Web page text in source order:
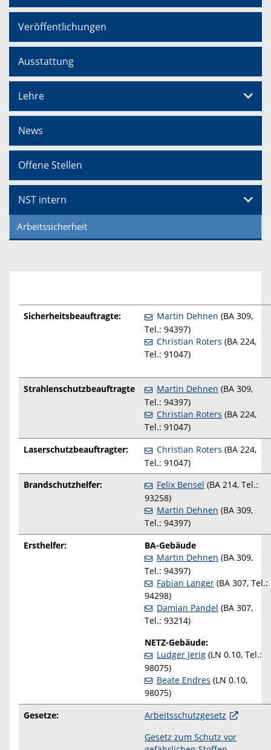
Veröffentlichungen
Ausstattung
Lehre
News
Offene Stellen
NST intern
Arbeitssicherheit
Sicherheitsbeauftragte: Martin Dehnen (BA 309,
Tel.: 94397)
Christian Roters (BA 224,
Tel.: 91047)
Strahlenschutzbeauftragte Martin Dehnen (BA 309,
Tel.: 94397)
Christian Roters (BA 224,
Tel.: 91047)
Laserschutzbeauftragter:
Christian Roters (BA 224,
Tel.: 91047)
Brandschutzhelfer:
Felix Bensel (BA 214, Tel.:
93258)
Martin Dehnen (BA 309,
Tel.: 94397)
Ersthelfer:
BA-Gebäude
Martin Dehnen (BA 309,
Tel.: 94397)
Fabian Langer (BA 307, Tel.:
94298)
Damian Pandel (BA 307,
Tel.: 93214)
NETZ-Gebäude:
Ludger Jerig (LN 0.10, Tel.:
98075)
Beate Endres (LN 0.10,
98075)
Gesetze:
Arbeitsschutzgesetz
Gesetz zum Schutz vor